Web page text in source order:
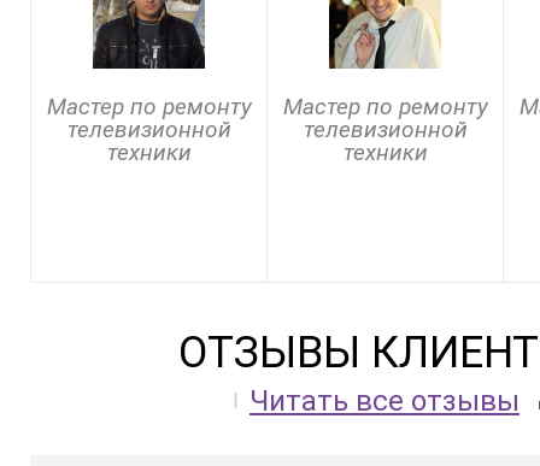
Мастер по ремонту
телевизионной
техники
Мастер по ремонту
телевизионной
техники
ОТЗЫВЫ
Читать все отзывы